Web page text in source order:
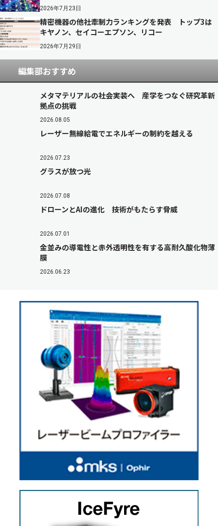
2026年7月23日
精密機器の他社牽制力ランキングを発表 トップ3は
キヤノン、セイコーエプソン、リコー
2026年7月29日
編集部おすすめ
メタマテリアルの社会実装へ 産学をつなぐ研究革新
拠点の挑戦
2026.08.05
レーザー無線給電でエネルギーの制約を越える
2026.07.23
グラスが放つ光
2026.07.08
ドローンとAIの進化 技術がもたらす脅威
2026.07.01
金並みの導電性と赤外透明性を有する高耐久酸化物薄
膜
2026.06.23